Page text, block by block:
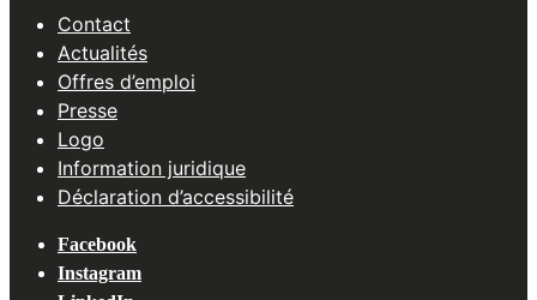
Contact
Actualités
Offres d’emploi
Presse
Logo
Information juridique
Déclaration d’accessibilité
Facebook
Instagram